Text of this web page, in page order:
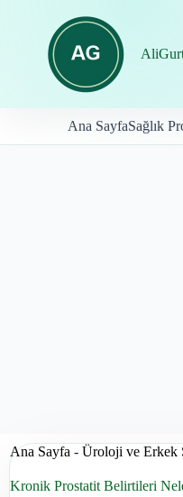
Ana SayfaSağlık
Ana Sayfa - Üroloji ve Erkek
Kronik Prostatit Belirtileri